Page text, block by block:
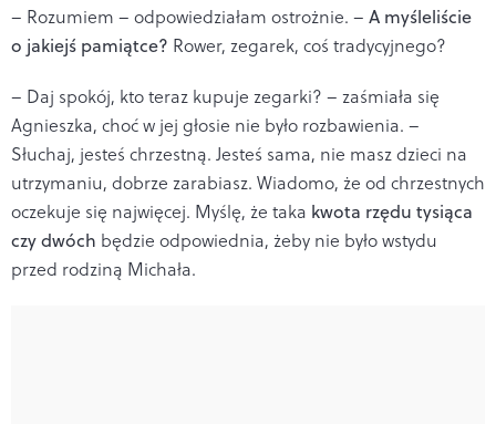
– Rozumiem – odpowiedziałam ostrożnie. – A myśleliście
o jakiejś pamiątce? Rower, zegarek, coś tradycyjnego?
– Daj spokój, kto teraz kupuje zegarki? – zaśmiała się
Agnieszka, choć w jej głosie nie było rozbawienia. –
Słuchaj, jesteś chrzestną. Jesteś sama, nie masz dzieci na
utrzymaniu, dobrze zarabiasz. Wiadomo, że od chrzestnych
oczekuje się najwięcej. Myślę, że taka kwota rzędu tysiąca
czy dwóch będzie odpowiednia, żeby nie było wstydu
przed rodziną Michała.